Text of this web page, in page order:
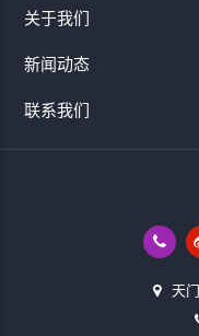
关于我们
新闻动态
联系我们
天